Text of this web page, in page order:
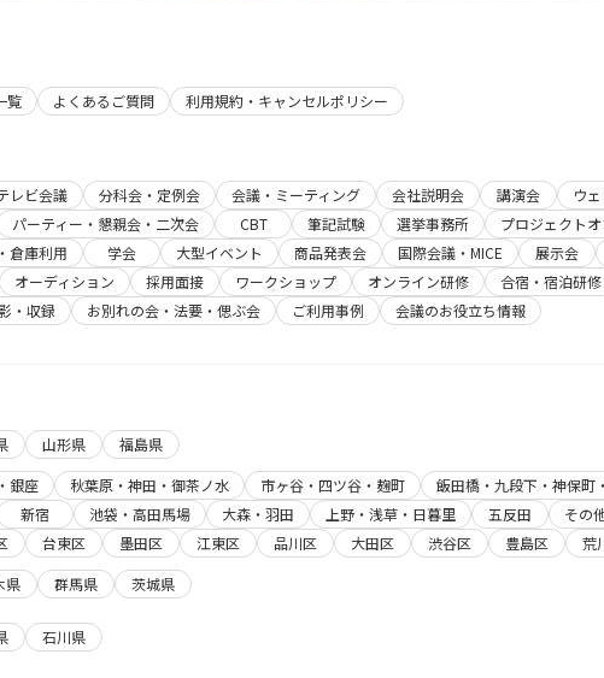
覧 よくあるご質問 利用規約・キャンセルポリシー
レビ会議 分科会・定例会 会議・ミーティング 会社説明会 講演会 ウ
パーティー・懇親会・二次会 CBT 筆記試験 選挙事務所 プロジェクト
倉庫利用 学会 大型イベント 商品発表会 国際会議・MICE 展示会
オーディション 採用面接 ワークショップ オンライン研修 合宿・宿泊研修
・収録 お別れの会・法要・偲ぶ会 ご利用事例 会議のお役立ち情報
山形県 福島県
銀座 秋葉原・神田・御茶ノ水 市ヶ谷・四ツ谷・麹町 飯田橋・九段下・神保町
新宿 池袋・高田馬場 大森・羽田 上野・浅草・日暮里 五反田 その
台東区 墨田区 江東区 品川区 大田区 渋谷区 豊島区 荒
県 群馬県 茨城県
石川県